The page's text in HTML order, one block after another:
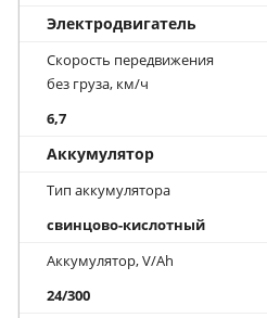
Электродвигатель
Скорость передвижения
без груза, км/ч
6,7
Аккумулятор
Тип аккумулятора
свинцово-кислотный
Аккумулятор, V/Ah
24/300